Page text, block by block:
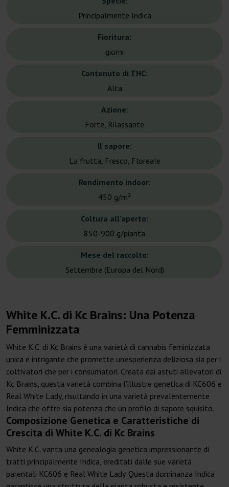
Principalmente Indica
Fioritura:
giorni
Contenuto di THC:
Alta
Azione:
Forte, Rilassante
Il sapore:
La frutta, Fresco, Floreale
Rendimento indoor:
450 g/m²
Coltura all'aperto:
850-900 g/pianta
Mese del raccolto:
Settembre (Europa del Nord)
White K.C. di Kc Brains: Una Potenza
Femminizzata
White K.C. di Kc Brains è una varietà di cannabis feminizzata
unica e intrigante che promette un'esperienza deliziosa sia per i
coltivatori che per i consumatori. Creata dai astuti allevatori di
Kc Brains, questa varietà combina l'illustre genetica di KC606 e
Real White Lady, risultando in una varietà prevalentemente
Indica che offre sia potenza che un profilo di sapore squisito.
Composizione Genetica e Caratteristiche di
Crescita di White K.C. di Kc Brains
White K.C. vanta una genealogia genetica impressionante di
tratti principalmente Indica, ereditati dalle sue varietà
parentali KC606 e Real White Lady. Questa dominanza Indica